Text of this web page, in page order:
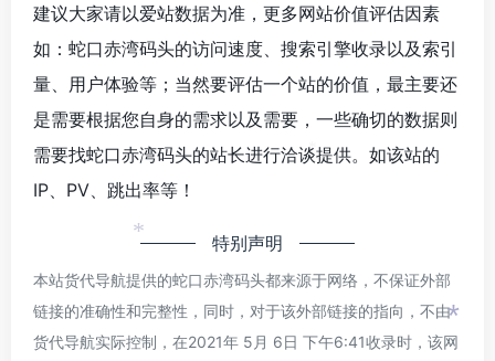
建议大家请以爱站数据为准，更多网站价值评估因素
如：蛇口赤湾码头的访问速度、搜索引擎收录以及索引
量、用户体验等；当然要评估一个站的价值，最主要还
是需要根据您自身的需求以及需要，一些确切的数据则
需要找蛇口赤湾码头的站长进行洽谈提供。如该站的
IP、PV、跳出率等！
特别声明
本站货代导航提供的蛇口赤湾码头都来源于网络，不保证外部
链接的准确性和完整性，同时，对于该外部链接的指向，不由
货代导航实际控制，在2021年 5月 6日 下午6:41收录时，该网
*
*